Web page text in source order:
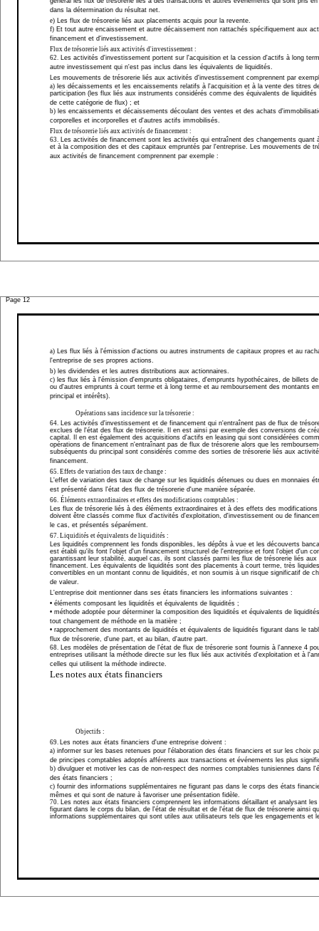
dans la détermination du résultat net.
e) Les flux de trésorerie liés aux placements acquis pour la revente.
f) Et tout autre encaissement et autre décaissement non rattachés spécifiquement aux
financement et d'investissement.
Flux de trésorerie liés aux activités d'investissement :
62. Les activités d'investissement portent sur l'acquisition et la cession d'actifs à long
autre investissement qui n'est pas inclus dans les équivalents de liquidités.
Les mouvements de trésorerie liés aux activités d'investissement comprennent par
a) les décaissements et les encaissements relatifs à l'acquisition et à la vente des titres
participation (les flux liés aux instruments considérés comme des équivalents de
de cette catégorie de flux) ; et
b) les encaissements et décaissements découlant des ventes et des achats
corporelles et incorporelles et d'autres actifs immobilisés.
Flux de trésorerie liés aux activités de financement :
63. Les activités de financement sont les activités qui entraînent des changements quant
et à la composition des et des capitaux empruntés par l'entreprise. Les mouvements de
aux activités de financement comprennent par exemple :
Page 12
a) Les flux liés à l'émission d'actions ou autres instruments de capitaux propres et au
l'entreprise de ses propres actions.
b) les dividendes et les autres distributions aux actionnaires.
c) les flux liés à l'émission d'emprunts obligataires, d'emprunts hypothécaires, de billets
ou d'autres emprunts à court terme et à long terme et au remboursement des montants
principal et intérêts).
Opérations sans incidence sur la trésorerie :
64. Les activités d'investissement et de financement qui n'entraînent pas de flux de
exclues de l'état des flux de trésorerie. Il en est ainsi par exemple des conversions de
capital. Il en est également des acquisitions d'actifs en leasing qui sont considérées
opérations de financement n'entraînant pas de flux de trésorerie alors que les
subséquents du principal sont considérés comme des sorties de trésorerie liés aux
financement.
65. Effets de variation des taux de change :
L'effet de variation des taux de change sur les liquidités détenues ou dues en monnaies
est présenté dans l'état des flux de trésorerie d'une manière séparée.
66. Éléments extraordinaires et effets des modifications comptables :
Les flux de trésorerie liés à des éléments extraordinaires et à des effets des
doivent être classés comme flux d'activités d'exploitation, d'investissement ou de
le cas, et présentés séparément.
67. Liquidités et équivalents de liquidités :
Les liquidités comprennent les fonds disponibles, les dépôts à vue et les découverts
est établi qu'ils font l'objet d'un financement structurel de l'entreprise et font l'objet d'un
garantissant leur stabilité, auquel cas, ils sont classés parmi les flux de trésorerie liés aux
financement. Les équivalents de liquidités sont des placements à court terme, très
convertibles en un montant connu de liquidités, et non soumis à un risque significatif de
de valeur.
L'entreprise doit mentionner dans ses états financiers les informations suivantes :
• éléments composant les liquidités et équivalents de liquidités ;
• méthode adoptée pour déterminer la composition des liquidités et équivalents de
tout changement de méthode en la matière ;
• rapprochement des montants de liquidités et équivalents de liquidités figurant dans le
flux de trésorerie, d'une part, et au bilan, d'autre part.
68. Les modèles de présentation de l'état de flux de trésorerie sont fournis à l'annexe 4
entreprises utilisant la méthode directe sur les flux liés aux activités d'exploitation et à
celles qui utilisent la méthode indirecte.
Les notes aux états financiers
Objectifs :
69. Les notes aux états financiers d'une entreprise doivent :
a) informer sur les bases retenues pour l'élaboration des états financiers et sur les choix
de principes comptables adoptés afférents aux transactions et événements les plus
b) divulguer et motiver les cas de non-respect des normes comptables tunisiennes dans
des états financiers ;
c) fournir des informations supplémentaires ne figurant pas dans le corps des états
mêmes et qui sont de nature à favoriser une présentation fidèle.
70. Les notes aux états financiers comprennent les informations détaillant et analysant
figurant dans le corps du bilan, de l'état de résultat et de l'état de flux de trésorerie ainsi
informations supplémentaires qui sont utiles aux utilisateurs tels que les engagements et